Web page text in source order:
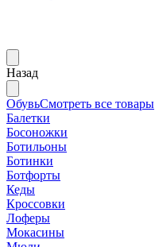
Назад
ОбувьСмотреть все товары
Балетки
Босоножки
Ботильоны
Ботинки
Ботфорты
Кеды
Кроссовки
Лоферы
Мокасины